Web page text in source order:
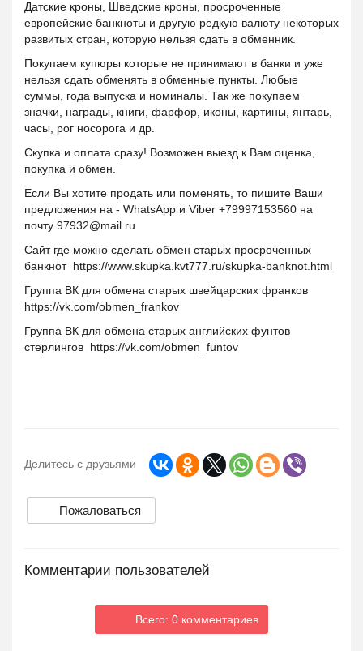
Датские кроны, Шведские кроны, просроченные
европейские банкноты и другую редкую валюту некоторых
развитых стран, которую нельзя сдать в обменник.
Покупаем купюры которые не принимают в банки и уже
нельзя сдать обменять в обменные пункты. Любые
суммы, года выпуска и номиналы. Так же покупаем
значки, награды, книги, фарфор, иконы, картины, янтарь,
часы, рог носорога и др.
Скупка и оплата сразу! Возможен выезд к Вам оценка,
покупка и обмен.
Если Вы хотите продать или поменять, то пишите Ваши
предложения на - WhatsApp и Viber +79997153560 на
почту 97932@mail.ru
Сайт где можно сделать обмен старых просроченных
банкнот https://www.skupka.kvt777.ru/skupka-banknot.html
Группа ВК для обмена старых швейцарских франков
https://vk.com/obmen_frankov
Группа ВК для обмена старых английских фунтов
стерлингов https://vk.com/obmen_funtov
Делитесь с друзьями
Пожаловаться
Комментарии пользователей
Всего: 0 комментариев